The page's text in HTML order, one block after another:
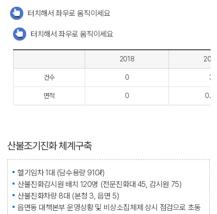
터치해서 좌우로 움직이세요
터치해서 좌우로 움직이세요
2018
건수 0 3
면적 0 0.31
산불조기진화 체계구축
헬기임차 1대 (담수용량 910ℓ)
산불진화감시원 배치 120명 (전문진화대 45, 감시원 75)
산불진화차량 8대 (본청 3, 읍면 5)
읍면동 대책본부 운영상황 및 비상소집체제 상시 점검으로 초동